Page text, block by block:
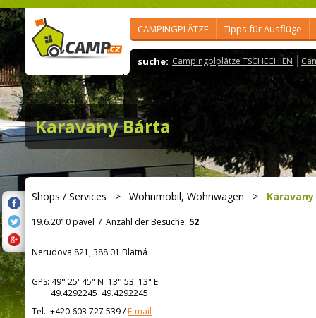
CAMPINGPLÄTZE Tipps für Ausflüge
suche: Campingplplätze TSCHECHIEN
Karavany Bárta
Shops / Services > Wohnmobil, Wohnwagen >
19.6.2010 pavel / Anzahl der Besuche: 52
Nerudova 821, 388 01 Blatná
GPS: 49° 25' 45" N 13° 53' 13" E
49.4292245 49.4292245
Tel.: +420 603 727 539/E-mail